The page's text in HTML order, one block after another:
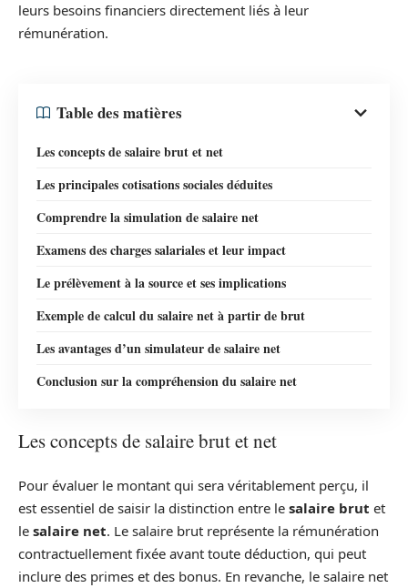
leurs besoins financiers directement liés à leur
rémunération.
Table des matières
Les concepts de salaire brut et net
Les principales cotisations sociales déduites
Comprendre la simulation de salaire net
Examens des charges salariales et leur impact
Le prélèvement à la source et ses implications
Exemple de calcul du salaire net à partir de brut
Les avantages d’un simulateur de salaire net
Conclusion sur la compréhension du salaire net
Les concepts de salaire brut et net
Pour évaluer le montant qui sera véritablement perçu, il
est essentiel de saisir la distinction entre le salaire brut et
le salaire net. Le salaire brut représente la rémunération
contractuellement fixée avant toute déduction, qui peut
inclure des primes et des bonus. En revanche, le salaire net